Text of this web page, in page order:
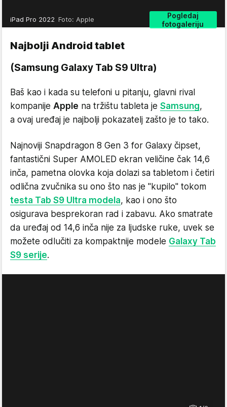
Pogledaj
fotogaleriju
iPad Pro 2022 Foto: Apple
Najbolji Android tablet
(Samsung Galaxy Tab S9 Ultra)
Baš kao i kada su telefoni u pitanju, glavni rival
kompanije Apple na tržištu tableta je Samsung,
a ovaj uređaj je najbolji pokazatelj zašto je to tako.
Najnoviji Snapdragon 8 Gen 3 for Galaxy čipset,
fantastični Super AMOLED ekran veličine čak 14,6
inča, pametna olovka koja dolazi sa tabletom i četiri
odlična zvučnika su ono što nas je "kupilo" tokom
testa Tab S9 Ultra modela, kao i ono što
osigurava besprekoran rad i zabavu. Ako smatrate
da uređaj od 14,6 inča nije za ljudske ruke, uvek se
možete odlučiti za kompaktnije modele Galaxy Tab
S9 serije.